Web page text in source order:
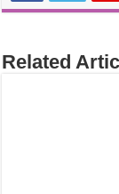
Related